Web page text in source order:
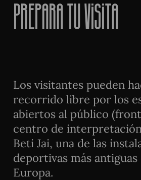
Preparatu visita
Los visitantes pueden
recorrido libre por los
abiertos al público
centro de
Beti Jai, una de las
deportivas más antiguas
Europa.